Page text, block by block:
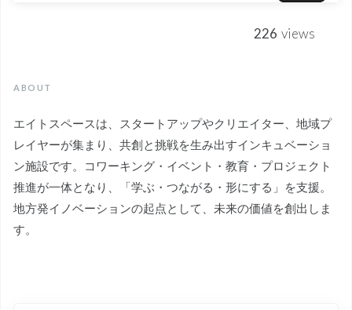
226 views
ABOUT
エイトスペースは、スタートアップやクリエイター、地域プ
レイヤーが集まり、共創と挑戦を生み出すインキュベーショ
ン施設です。コワーキング・イベント・教育・プロジェクト
推進が一体となり、「学ぶ・つながる・形にする」を支援。
地方発イノベーションの起点として、未来の価値を創出しま
す。